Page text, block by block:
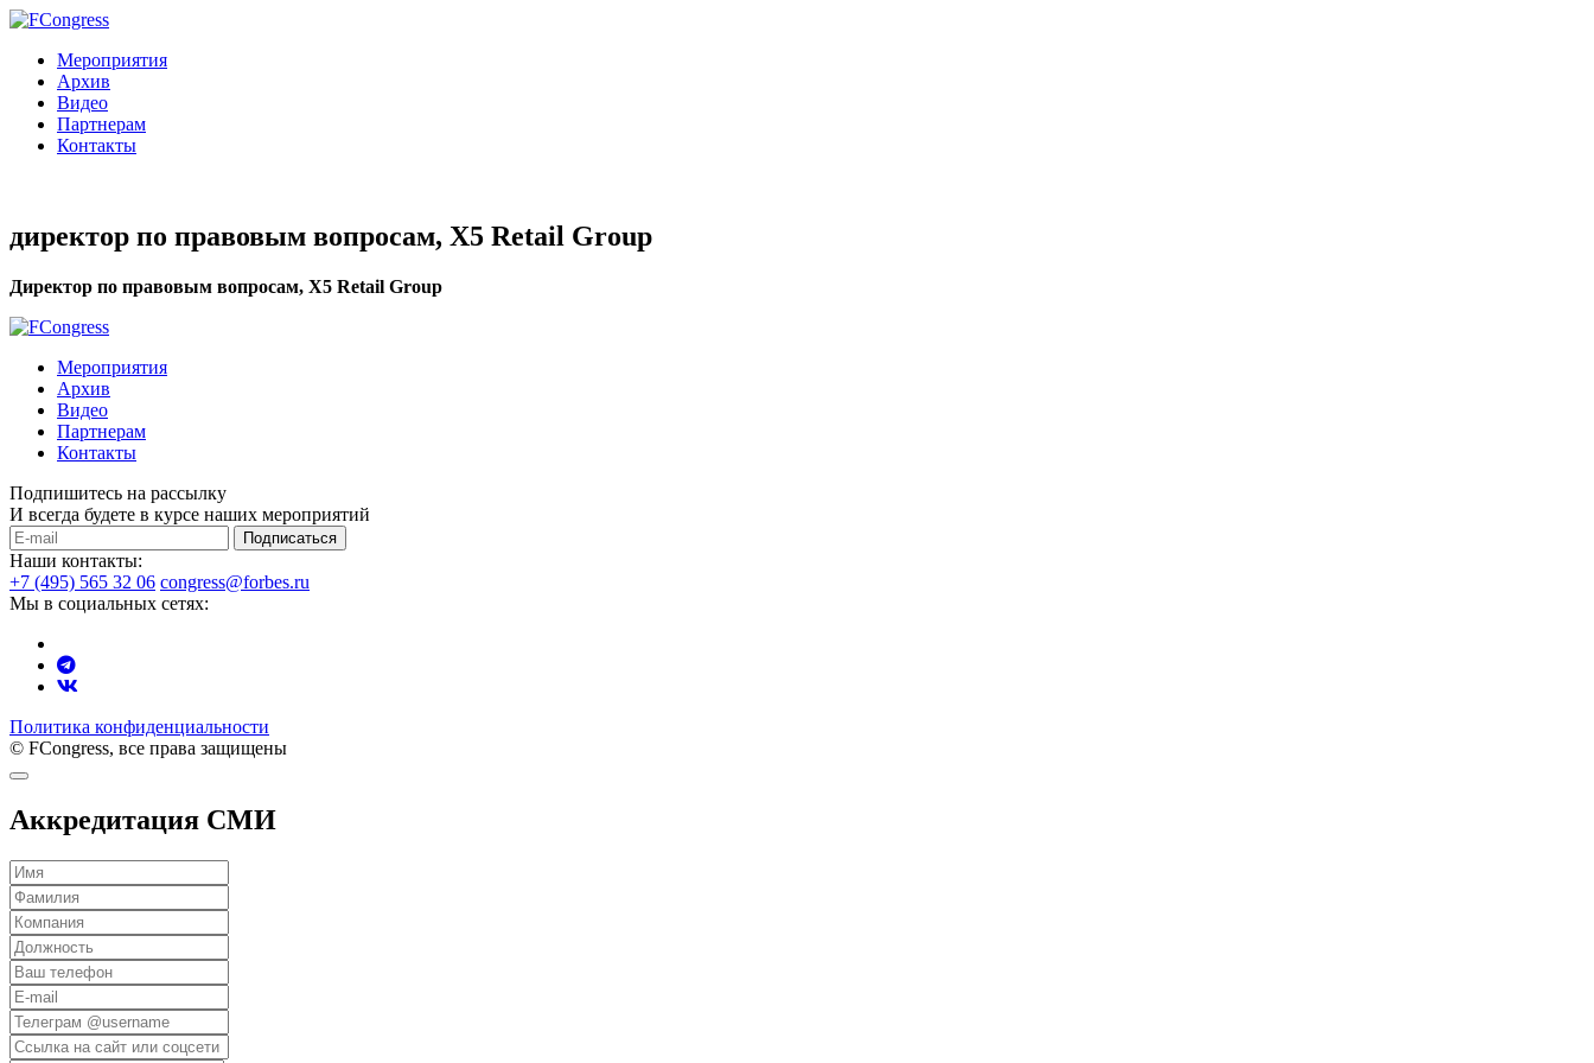
Мероприятия
Архив
Видео
Партнерам
Контакты
директор по правовым вопросам, X5 Retail Group
Директор по правовым вопросам, X5 Retail Group
Мероприятия
Архив
Видео
Партнерам
Контакты
Подпишитесь на рассылку
И всегда будете в курсе наших мероприятий
Подписаться
Наши контакты:
+7 (495) 565 32 06 congress@forbes.ru
Мы в социальных сетях:
Политика конфиденциальности
© FCongress, все права защищены
Аккредитация СМИ